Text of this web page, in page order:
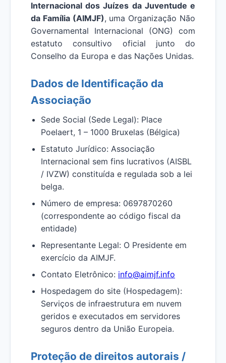
Internacional dos Juízes da Juventude e
da Família (AIMJF), uma Organização Não
Governamental Internacional (ONG) com
estatuto consultivo oficial junto do
Conselho da Europa e das Nações Unidas.
Dados de Identificação da
Associação
Sede Social (Sede Legal): Place
Poelaert, 1 – 1000 Bruxelas (Bélgica)
Estatuto Jurídico: Associação
Internacional sem fins lucrativos (AISBL
/ IVZW) constituída e regulada sob a lei
belga.
Número de empresa: 0697870260
(correspondente ao código fiscal da
entidade)
Representante Legal: O Presidente em
exercício da AIMJF.
Contato Eletrônico: info@aimjf.info
Hospedagem do site (Hospedagem):
Serviços de infraestrutura em nuvem
geridos e executados em servidores
seguros dentro da União Europeia.
Proteção de direitos autorais /